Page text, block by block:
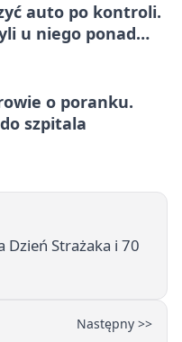
auto po kontroli.
u niego ponad
o poranku.
szpitala
Dzień Strażaka i 70
Następny >>